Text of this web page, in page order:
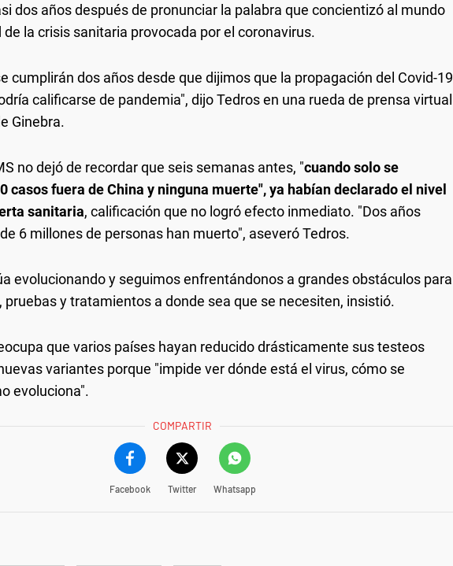
dos años después de pronunciar la palabra que concientizó al mundo
de la crisis sanitaria provocada por el coronavirus.
cumplirán dos años desde que dijimos que la propagación del Covid-19
calificarse de pandemia", dijo Tedros en una rueda de prensa virtual
Ginebra.
no dejó de recordar que seis semanas antes, "cuando solo se
casos fuera de China y ninguna muerte", ya habían declarado el nivel
sanitaria, calificación que no logró efecto inmediato. "Dos años
6 millones de personas han muerto", aseveró Tedros.
evolucionando y seguimos enfrentándonos a grandes obstáculos para
pruebas y tratamientos a donde sea que se necesiten, insistió.
que varios países hayan reducido drásticamente sus testeos
variantes porque "impide ver dónde está el virus, cómo se
evoluciona".
COMPARTIR
Facebook Twitter Whatsapp